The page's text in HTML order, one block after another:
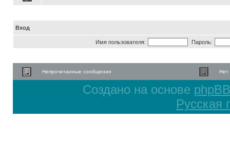
Вход
Имя пользователя: Пароль:
Непрочитанные сообщения Нет
Создано на основе phpBB
Русская